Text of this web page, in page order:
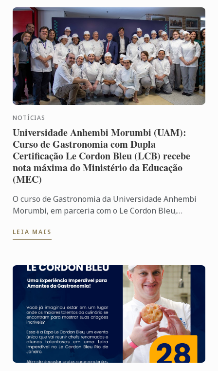
NOTÍCIAS
Universidade Anhembi Morumbi (UAM):
Curso de Gastronomia com Dupla
Certificação Le Cordon Bleu (LCB) recebe
nota máxima do Ministério da Educação
(MEC)
O curso de Gastronomia da Universidade Anhembi
Morumbi, em parceria com o Le Cordon Bleu,
máxima na avaliação de ...
LEIA MAIS